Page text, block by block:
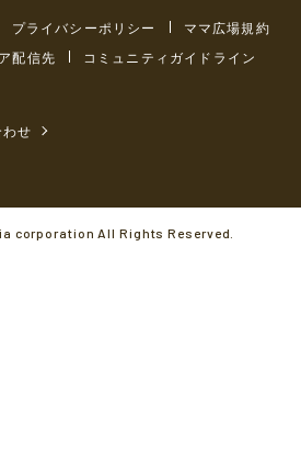
プライバシーポリシー
ママ広場規約
配信先 コミュニティガイドライン
せ
corporation All Rights Reserved.